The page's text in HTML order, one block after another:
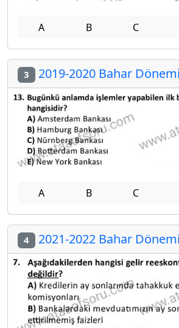
A B C
3 2019-2020 Bahar Dönemi
A B C
4 2021-2022 Bahar Dönemi